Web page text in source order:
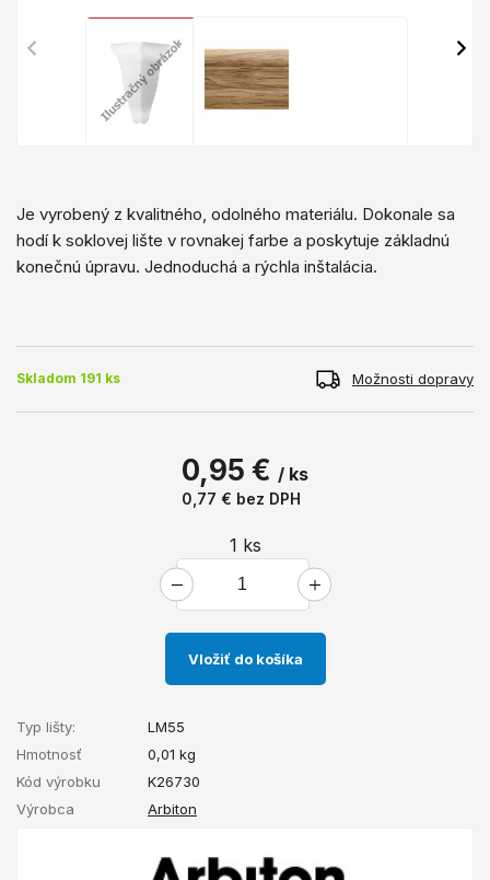
Je vyrobený z kvalitného, ​​odolného materiálu. Dokonale sa
hodí k soklovej lište v rovnakej farbe a poskytuje základnú
konečnú úpravu. Jednoduchá a rýchla inštalácia.
Skladom 191 ks Možnosti dopravy
0,95 € / ks
0,77 € bez DPH
1 ks
Vložiť do košíka
Typ lišty:
LM55
Hmotnosť
0,01 kg
Kód výrobku
K26730
Výrobca
Arbiton